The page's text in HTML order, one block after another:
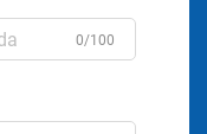
0/100